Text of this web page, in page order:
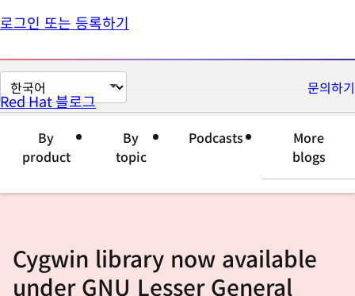
로그인 또는 등록하기
페
이
변
문의하기
Red Hat 블로그
By
product
By
topic
Podcasts
More
blogs
Cygwin library now available
under GNU Lesser General